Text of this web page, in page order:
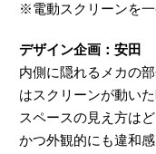
※電動スクリーンを
デザイン企画：安田
内側に隠れるメカの
はスクリーンが動い
スペースの見え方は
かつ外観的にも違和